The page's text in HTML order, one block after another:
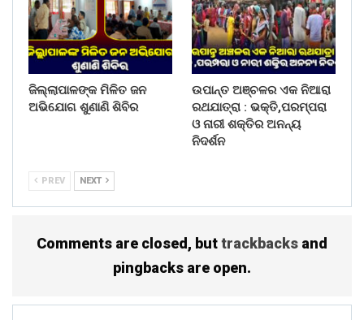
ଜିଲ୍ଲାପାଳଙ୍କ ମିଳିତ ଜନ
ଅଭିଯୋଗ ଶୁଣାଣି ଶିବିର
ଉପାନ୍ତ ଅଞ୍ଚଳର ଏକ ନିଆରା
ରଥଯାତ୍ରା : ଭକ୍ତି,ପରମ୍ପରା
ଓ ନାରୀ ଶକ୍ତିର ଅନନ୍ୟ
ନିଦର୍ଶନ
PREV NEXT
Comments are closed, buttrackbacks and
pingbacks are open.